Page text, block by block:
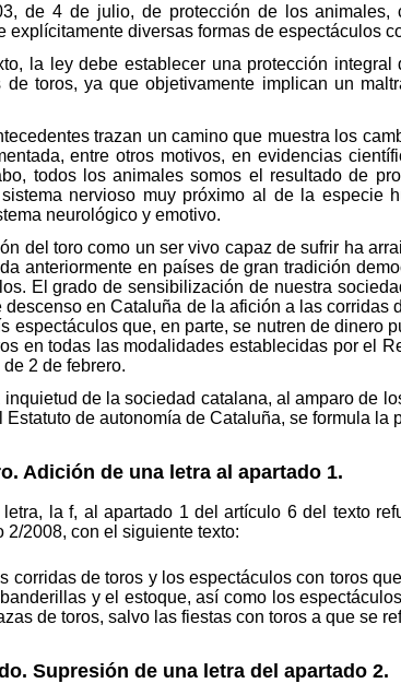
de 4 de julio, de protección de los
explícitamente diversas formas de espectáculos
la ley debe establecer una protección
de toros, ya que objetivamente implican un
trazan un camino que muestra los
entre otros motivos, en evidencias
todos los animales somos el resultado de
nervioso muy próximo al de la especie
neurológico y emotivo.
del toro como un ser vivo capaz de sufrir ha
anteriormente en países de gran tradición
El grado de sensibilización de nuestra
descenso en Cataluña de la afición a las
espectáculos que, en parte, se nutren de
en todas las modalidades establecidas por el
2 de febrero.
de la sociedad catalana, al amparo de
Estatuto de autonomía de Cataluña, se formula la
Adición de una letra al apartado 1.
la f, al apartado 1 del artículo 6 del texto
2/2008, con el siguiente texto:
corridas de toros y los espectáculos con toros
y el estoque, así como los
de toros, salvo las fiestas con toros a que se
Supresión de una letra del apartado 2.